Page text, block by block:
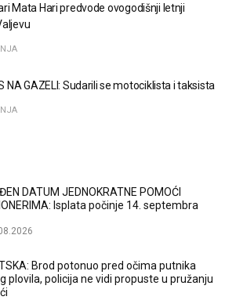
Mata Hari predvode ovogodišnji letnji
NA GAZELI: Sudarili se motociklista i taksista
DATUM JEDNOKRATNE POMOĆI
Isplata počinje 14. septembra
Brod potonuo pred očima putnika
plovila, policija ne vidi propuste u pružanju